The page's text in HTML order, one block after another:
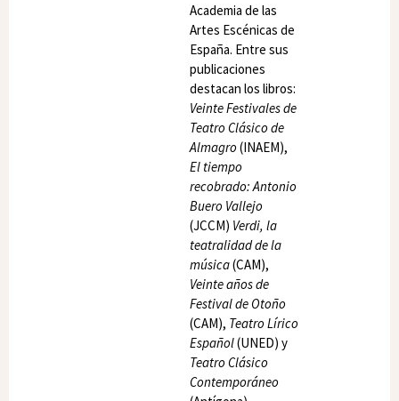
Academia de las
Artes Escénicas de
España. Entre sus
publicaciones
destacan los libros:
Veinte Festivales de
Teatro Clásico de
Almagro (INAEM),
El tiempo
recobrado: Antonio
Buero Vallejo
(JCCM) Verdi, la
teatralidad de la
música(CAM),
Veinte años de
Festival de Otoño
(CAM), Teatro Lírico
Español(UNED) y
Teatro Clásico
Contemporáneo